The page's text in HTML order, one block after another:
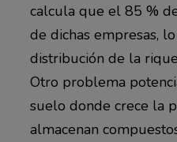
calcula que el 85 %
de dichas empresas,
distribución de la
Otro problema
suelo donde crece la
almacenan